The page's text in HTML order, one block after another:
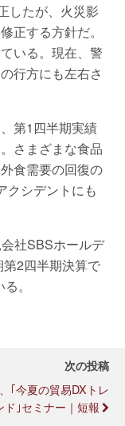
したが、火災影
正する方針だ。
いる。現在、警
行方にも左右さ
第1四半期実績
さまざまな食品
食需要の回復の
クシデントにも
社SBSホールデ
2四半期決算で
。
次の投稿
｢今夏の貿易DXトレ
ド｣セミナー｜短報